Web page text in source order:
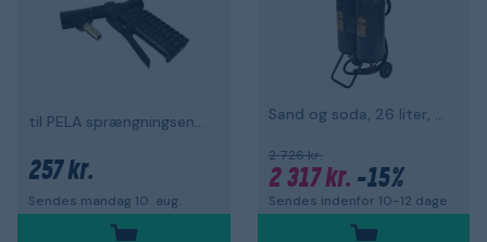
til PELA sprængningsenhed 81857
257 kr.
Sendes mandag 10. aug.
Sand og soda, 26 liter, med tilbehør
2 726 kr.
2 317 kr. -15%
Sendes indenfor 10-12 dage